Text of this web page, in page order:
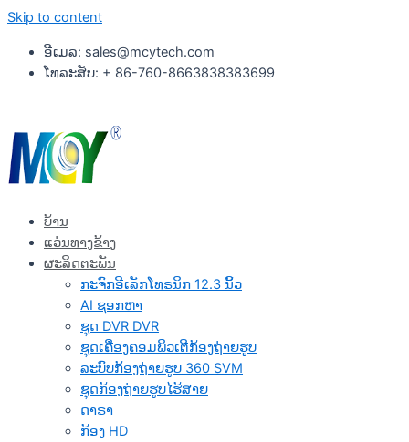
Skip to content
ອີເມລ: sales@mcytech.com
ໂທລະສັບ: + 86-760-8663838383699
ບ້ານ
ແວ່ນທາງຂ້າງ
ຜະລິດຕະພັນ
ກະຈົກອີເລັກໂທຣນິກ 12.3 ນິ້ວ
AI ຊອກຫາ
ຊຸດ DVR DVR
ຊຸດເຄື່ອງຄອມພິວເຕີກ້ອງຖ່າຍຮູບ
ລະບົບກ້ອງຖ່າຍຮູບ 360 SVM
ຊຸດກ້ອງຖ່າຍຮູບໄຮ້ສາຍ
ດາຣາ
ກ້ອງ HD